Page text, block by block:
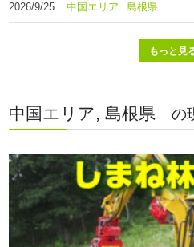
2026/9/25 中国エリア 島根県
中国エリア, 島根県 の